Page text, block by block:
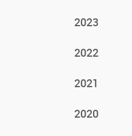
2023
2022
2021
2020